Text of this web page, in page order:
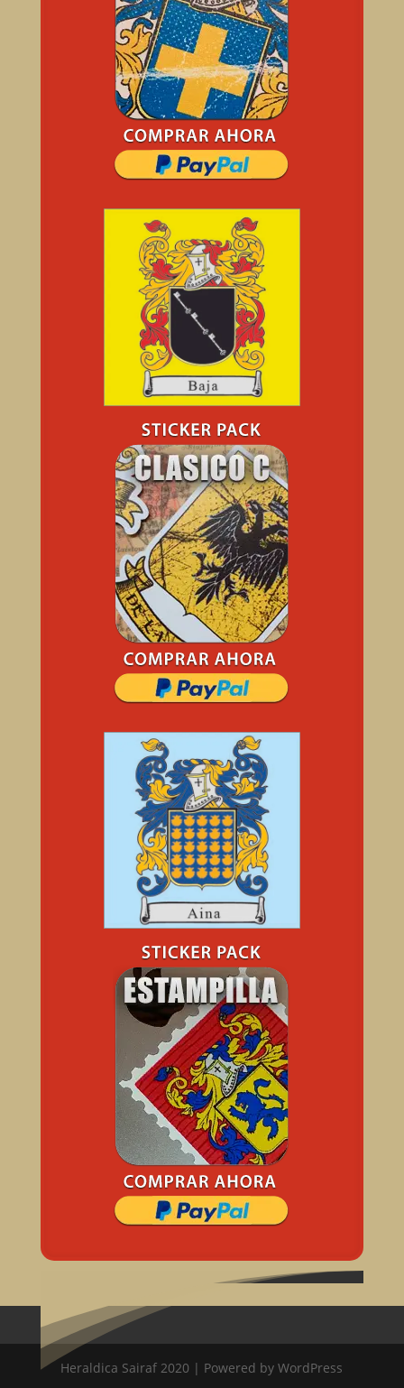
Heraldica Sairaf 2020 | Powered by WordPress